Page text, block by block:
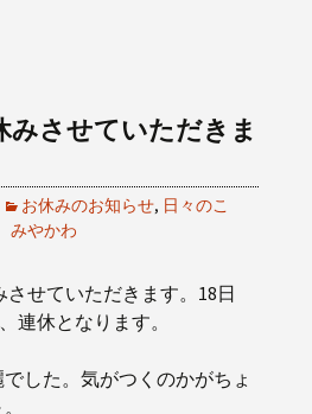
みさせていただきま
お休みのお知らせ, 日々のこ
やかわ
させていただきます。18日
連休となります。
した。気がつくのかがちょ